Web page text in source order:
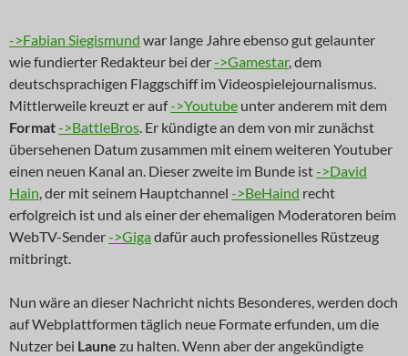
->Fabian Siegismund war lange Jahre ebenso gut gelaunter
wie fundierter Redakteur bei der->Gamestar, dem
deutschsprachigen Flaggschiff im Videospielejournalismus.
Mittlerweile kreuzt er auf->Youtube unter anderem mit dem
Format->BattleBros. Er kündigte an dem von mir zunächst
übersehenen Datum zusammen mit einem weiteren Youtuber
einen neuen Kanal an. Dieser zweite im Bunde ist->David
Hain, der mit seinem Hauptchannel ->BeHaind recht
erfolgreich ist und als einer der ehemaligen Moderatoren beim
WebTV-Sender->Gigadafür auch professionelles Rüstzeug
mitbringt.
Nun wäre an dieser Nachricht nichts Besonderes, werden doch
auf Webplattformen täglich neue Formate erfunden, um die
Nutzer bei Laune zu halten. Wenn aber der angekündigte